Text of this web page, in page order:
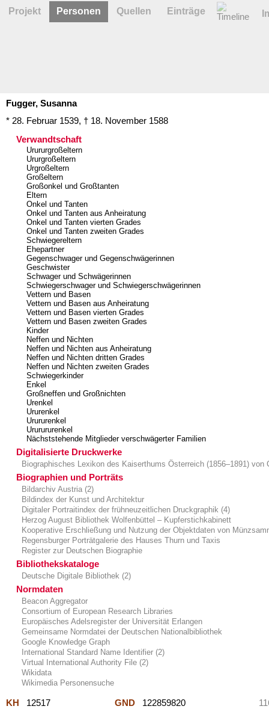
Fugger, Susanna
* 28. Februar 1539, † 18. November 1588
Verwandtschaft
Urururgroßeltern
Ururgroßeltern
Urgroßeltern
Großeltern
Großonkel und Großtanten
Eltern
Onkel und Tanten
Onkel und Tanten aus Anheiratung
Onkel und Tanten vierten Grades
Onkel und Tanten zweiten Grades
Schwiegereltern
Ehepartner
Gegenschwager und Gegenschwägerinnen
Geschwister
Schwager und Schwägerinnen
Schwiegerschwager und Schwiegerschwägerinnen
Vettern und Basen
Vettern und Basen aus Anheiratung
Vettern und Basen vierten Grades
Vettern und Basen zweiten Grades
Kinder
Neffen und Nichten
Neffen und Nichten aus Anheiratung
Neffen und Nichten dritten Grades
Neffen und Nichten zweiten Grades
Schwiegerkinder
Enkel
Großneffen und Großnichten
Urenkel
Ururenkel
Urururenkel
Ururururenkel
Nächststehende Mitglieder verschwägerter Familien
Digitalisierte Druckwerke
Biographisches Lexikon des Kaiserthums Österreich (1856–1891) von
Biographien und Porträts
Bildarchiv Austria (2)
Bildindex der Kunst und Architektur
Digitaler Portraitindex der frühneuzeitlichen Druckgraphik (4)
Herzog August Bibliothek Wolfenbüttel – Kupferstichkabinett
Kooperative Erschließung und Nutzung der Objektdaten von
Regensburger Porträtgalerie des Hauses Thurn und Taxis
Register zur Deutschen Biographie
Bibliothekskataloge
Deutsche Digitale Bibliothek (2)
Normdaten
Beacon Aggregator
Consortium of European Research Libraries
Europäisches Adelsregister der Universität Erlangen
Gemeinsame Normdatei der Deutschen Nationalbibliothek
Google Knowledge Graph
International Standard Name Identifier (2)
Virtual International Authority File (2)
Wikidata
Wikimedia Personensuche
KH 12517 GND 122859820
Projekt Personen Quellen Einträge